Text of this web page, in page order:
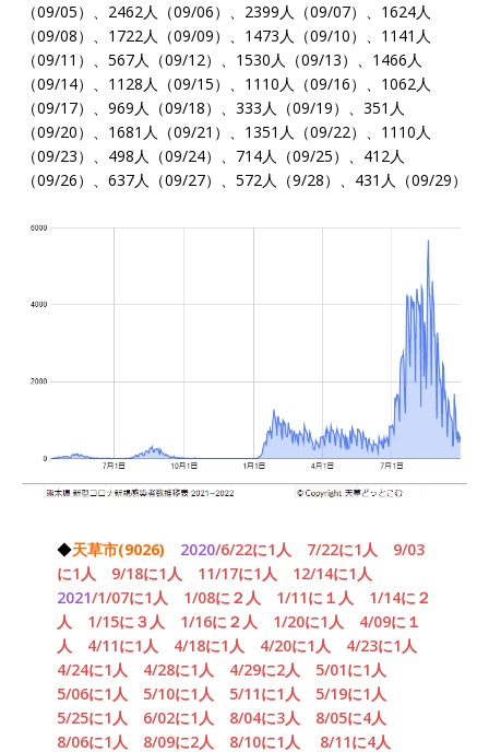
（09/05）、2462人（09/06）、2399人（09/07）、1624人
（09/08）、1722人（09/09）、1473人（09/10）、1141人
（09/11）、567人（09/12）、1530人（09/13）、1466人
（09/14）、1128人（09/15）、1110人（09/16）、1062人
（09/17）、969人（09/18）、333人（09/19）、351人
（09/20）、1681人（09/21）、1351人（09/22）、1110人
（09/23）、498人（09/24）、714人（09/25）、412人
（09/26）、637人（09/27）、572人（9/28）、431人（09/29）
◆天草市(9026) 2020/6/22に1人 7/22に1人
9/03
に1人
9/18に1人 11/17に1人
12/14に1人
2021/1/07に1人 1/08に２人 1/11に１人
1/14に２
人
1/15に３人 1/16に２人 1/20に1人
4/09に１
人
4/11に1人 4/18に1人 4/20に1人
4/23に1人
4/24に1人
4/28に1人 4/29に2人
5/01に1人
5/06に1人
5/10に1人 5/11に1人
5/19に1人
5/25に1人
6/02に1人 8/04に3人
8/05に4人
8/06に1人
8/09に2人 8/10に1人 8/11に4人